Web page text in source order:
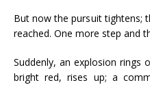
But now the pursuit tightens;
reached. One more step and
Suddenly, an explosion rings
bright red, rises up; a